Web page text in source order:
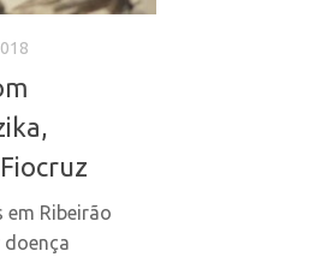
em Ribeirão
doença